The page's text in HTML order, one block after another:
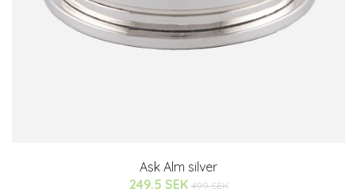
Ask Alm silver
249.5 SEK 499 SEK